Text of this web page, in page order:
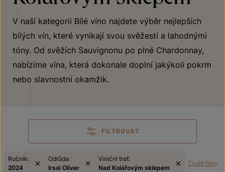
V naší kategorii Bílé víno najdete výběr nejlepších
bílých vín, které vynikají svou svěžestí a lahodnými
tóny. Od svěžích Sauvignonu po plné Chardonnay,
nabízíme vína, která dokonale doplní jakýkoli pokrm
nebo slavnostní okamžik.
FILTROVAT
Ročník:
2024
Odrůda:
Irsai Oliver
Viniční trať:
Nad Kolářovým sklepem
Zrušit filtry